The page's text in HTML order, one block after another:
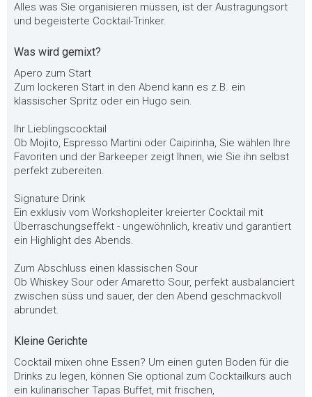
Alles was Sie organisieren müssen, ist der Austragungsort
und begeisterte Cocktail-Trinker.
Was wird gemixt?
Apero zum Start
Zum lockeren Start in den Abend kann es z.B. ein
klassischer Spritz oder ein Hugo sein.
Ihr Lieblingscocktail
Ob Mojito, Espresso Martini oder Caipirinha, Sie wählen Ihre
Favoriten und der Barkeeper zeigt Ihnen, wie Sie ihn selbst
perfekt zubereiten.
Signature Drink
Ein exklusiv vom Workshopleiter kreierter Cocktail mit
Überraschungseffekt - ungewöhnlich, kreativ und garantiert
ein Highlight des Abends.
Zum Abschluss einen klassischen Sour
Ob Whiskey Sour oder Amaretto Sour, perfekt ausbalanciert
zwischen süss und sauer, der den Abend geschmackvoll
abrundet.
Kleine Gerichte
Cocktail mixen ohne Essen? Um einen guten Boden für die
Drinks zu legen, können Sie optional zum Cocktailkurs auch
ein kulinarischer Tapas Buffet, mit frischen,